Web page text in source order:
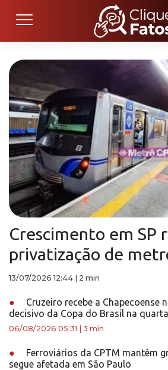
Crescimento em SP
privatização de
13/07/2026 12:44 2 min
●
Cruzeiro recebe a Chapecoense
decisivo da Copa do Brasil na
06/08/2026 05:31 3 min
●
Ferroviários da CPTM mantêm
segue afetada em São Paulo